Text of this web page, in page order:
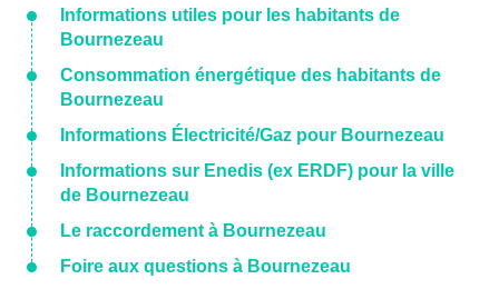
Informations utiles pour les habitants de
Bournezeau
Consommation énergétique des habitants de
Bournezeau
Informations Électricité/Gaz pour Bournezeau
Informations sur Enedis (ex ERDF) pour la ville
de Bournezeau
Le raccordement à Bournezeau
Foire aux questions à Bournezeau